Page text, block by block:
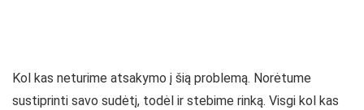
Kol kas neturime atsakymo į šią problemą. Norėtume
sustiprinti savo sudėtį, todėl ir stebime rinką. Visgi kol kas